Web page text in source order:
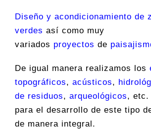
Diseño y acondicionamiento de
verdes así como muy
variados proyectos de
De igual manera realizamos los
topográficos, acústicos,
de residuos, arqueológicos, etc.
para el desarrollo de este tipo
de manera integral.